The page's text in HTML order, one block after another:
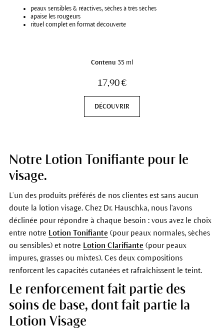
peaux sensibles & réactives, sèches à très sèches
apaise les rougeurs
rituel complet en format découverte
Contenu 35 ml
17,90 €
DÉCOUVRIR
Notre Lotion Tonifiante pour le
visage.
L’un des produits préférés de nos clientes est sans aucun
doute la lotion visage. Chez Dr. Hauschka, nous l'avons
déclinée pour répondre à chaque besoin : vous avez le choix
entre notre Lotion Tonifiante (pour peaux normales, sèches
ou sensibles) et notre Lotion Clarifiante (pour peaux
impures, grasses ou mixtes). Ces deux compositions
renforcent les capacités cutanées et rafraîchissent le teint.
Le renforcement fait partie des
soins de base, dont fait partie la
Lotion Visage